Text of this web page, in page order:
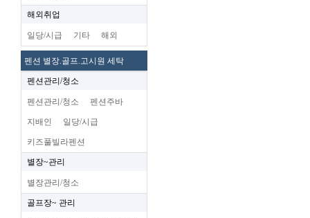
해외취업
일당/시급 기타 해외
펜션 별장.골프.고시원 세탁
펜션관리/청소
펜션관리/청소 펜션주바
지배인 일당/시급
키즈풀빌라펜션
별장~관리
별장관리/청소
골프장~ 관리